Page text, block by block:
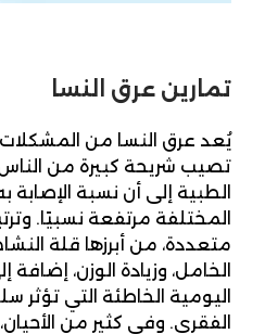
تمارين عرق النسا
يُعد عرق النسا من
تصيب شريحة كبيرة من
الطبية إلى أن نسبة الإصابة
المختلفة مرتفعة نسبيًا.
متعددة، من أبرزها قلة
الخامل، وزيادة الوزن،
اليومية الخاطئة التي
الفقري. وفي كثير من